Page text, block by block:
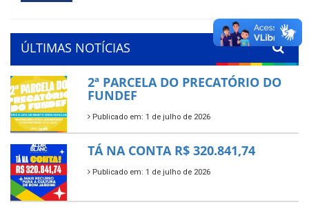
ÚLTIMAS NOTÍCIAS
2ª PARCELA DO PRECATÓRIO DO
FUNDEF
Publicado em: 1 de julho de 2026
TÁ NA CONTA R$ 320.841,74
Publicado em: 1 de julho de 2026